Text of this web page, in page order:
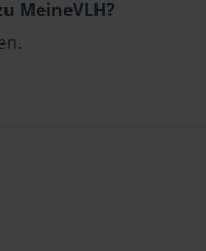
MeineVLH?